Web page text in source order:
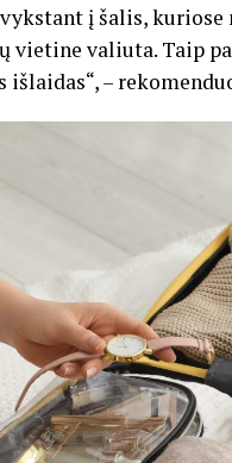
į šalis,
vietine valiuta. Taip
–